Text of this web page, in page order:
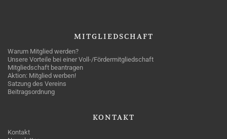
MITGLIEDSCHAFT
Warum Mitglied werden?
Unsere Vorteile bei einer Voll-/Fördermitgliedschaft
Mitgliedschaft beantragen
Aktion: Mitglied werben!
Satzung des Vereins
Beitragsordnung
KONTAKT
Kontakt